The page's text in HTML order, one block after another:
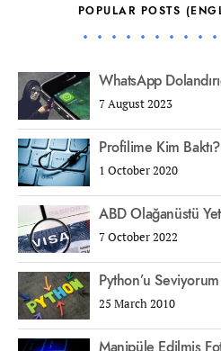
POPULAR POSTS
WhatsApp
7 August 2023
Profilime Kim Baktı?
1 October 2020
ABD Olağanüstü
7 October 2022
Python’u
25 March 2010